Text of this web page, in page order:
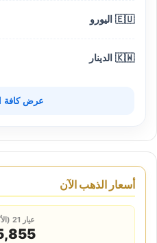
🇪🇺 اليورو
🇰🇼 الدينار
عرض كافة
أسعار الذهب الآن
عيار 21 (الأكثر مبيعاً)
5,855